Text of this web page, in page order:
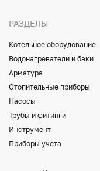
РАЗДЕЛЫ
Котельное оборудование
Водонагреватели и баки
Арматура
Отопительные приборы
Насосы
Трубы и фитинги
Инструмент
Приборы учета